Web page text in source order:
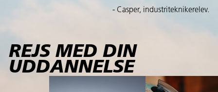
- Casper, industriteknikerelev.
REJS MED DIN
UDDANNELSE